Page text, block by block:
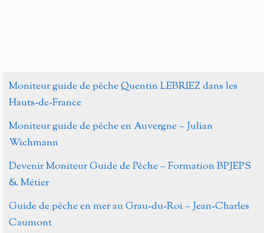
Moniteur guide de pêche Quentin LEBRIEZ dans les
Hauts-de-France
Moniteur guide de pêche en Auvergne – Julian
Wichmann
Devenir Moniteur Guide de Pêche – Formation BPJEPS
& Métier
Guide de pêche en mer au Grau-du-Roi – Jean-Charles
Caumont